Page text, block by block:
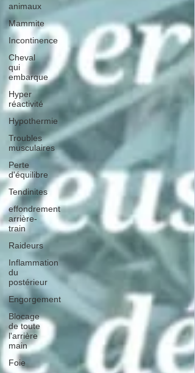
animaux
Mammite
Incontinence
Cheval
qui
embarque
Hyper
réactivité
Hypothermie
Troubles
musculaires
Perte
d'équilibre
Tendinites
effondrement
arrière-
train
Raideurs
Inflammation
du
postérieur
Engorgement
Blocage
de toute
l'arrière
main
Foie